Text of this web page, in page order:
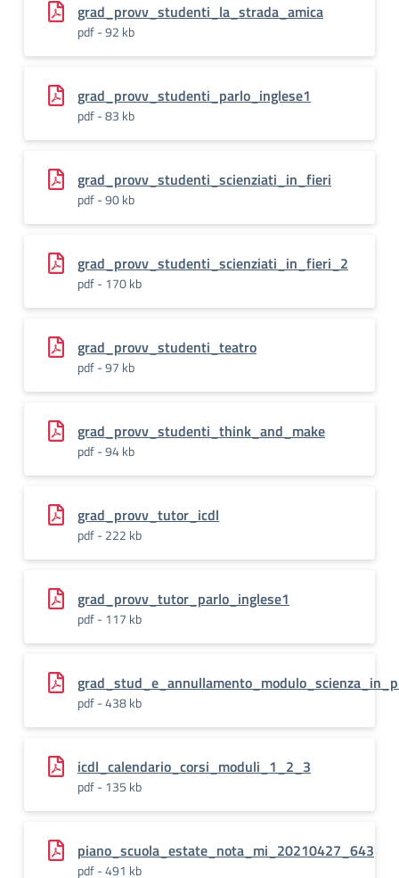
grad_provv_studenti_la_strada_amica
pdf - 92 kb
grad_provv_studenti_parlo_inglese1
pdf - 83 kb
grad_provv_studenti_scienziati_in_fieri
pdf - 90 kb
grad_provv_studenti_scienziati_in_fieri_2
pdf - 170 kb
grad_provv_studenti_teatro
pdf - 97 kb
grad_provv_studenti_think_and_make
pdf - 94 kb
grad_provv_tutor_icdl
pdf - 222 kb
grad_provv_tutor_parlo_inglese1
pdf - 117 kb
pdf - 438 kb
icdl_calendario_corsi_moduli_1_2_3
pdf - 135 kb
piano_scuola_estate_nota_mi_20210427_643
pdf - 491 kb